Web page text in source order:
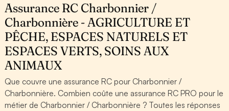
Assurance RC Charbonnier /
Charbonnière - AGRICULTURE ET
PÊCHE, ESPACES NATURELS ET
ESPACES VERTS, SOINS AUX
ANIMAUX
Que couvre une assurance RC pour Charbonnier /
Charbonnière. Combien coûte une assurance RC PRO pour le
métier de Charbonnier / Charbonnière ? Toutes les réponses